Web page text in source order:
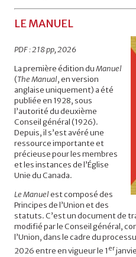
LE MANUEL
PDF : 218 pp, 2026
La première édition duManuel
(The Manual, en version
anglaise uniquement) a été
publiée en 1928, sous
l’autorité du deuxième
Conseil général (1926).
Depuis, il s’est avéré une
ressource importante et
précieuse pour les membres
et les instances de l’Église
Unie du Canada.
Le Manuelest composé des
Principes de l’Union et des
statuts. C’est un document de
modifié par le Conseil général,
l’Union, dans le cadre du
2026 entre en vigueur le 1 er